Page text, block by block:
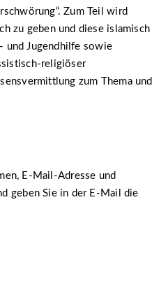
Zum Teil wird
zu geben und diese islamisch
und Jugendhilfe sowie
religiöser
zum Thema und
E-Mail-Adresse und
geben Sie in der E-Mail die